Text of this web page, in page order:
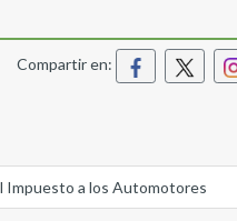
Compartir en:
Impuesto a los Automotores